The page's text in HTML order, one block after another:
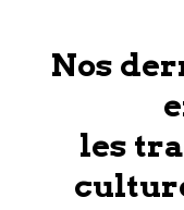
Nos
les